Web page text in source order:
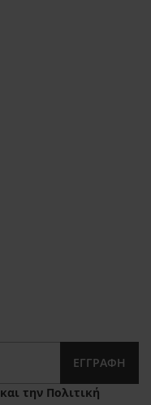
ΕΓΓΡΑΦΉ
και την Πολιτική